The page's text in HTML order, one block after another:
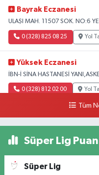
Bayrak Eczanesi
ULAŞI MAH. 11507 SOK. NO:6
0 (328) 825 08 25 Yol
Yüksek Eczanesi
İBN-İ SİNA HASTANESİ
0 (328) 812 02 00 Yol
Tüm
Süper Lig
Süper Lig